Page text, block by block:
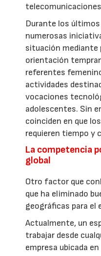
Durante los
numerosas
situación mediante
orientación
referentes
actividades
vocaciones
adolescentes. Sin
coinciden en que
requieren tiempo y
La competencia
global
Otro factor que
que ha eliminado
geográficas para el
Actualmente, un
trabajar desde
empresa ubicada